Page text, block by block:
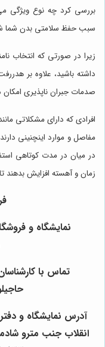
بررسی کرد چه نوع ویژگی
سبب حفظ سلامتی بدن شما
زیرا در صورتی که انتخاب
داشته باشید، علاوه بر
صدمات جبران ناپذیری
افرادی که دارای مشکلاتی
مفاصل و موارد اینچنینی
در میان در مدت کوتاهی
زمان و آهسته افزایش بدهند
تماس با
آدرس نمایشگاه و